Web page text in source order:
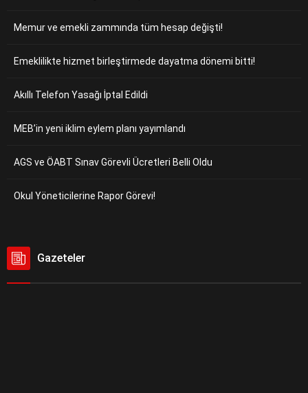
Memur ve emekli zammında tüm hesap değişti!
Emeklilikte hizmet birleştirmede dayatma dönemi bitti!
Akıllı Telefon Yasağı İptal Edildi
MEB’in yeni iklim eylem planı yayımlandı
AGS ve ÖABT Sınav Görevli Ücretleri Belli Oldu
Okul Yöneticilerine Rapor Görevi!
Gazeteler